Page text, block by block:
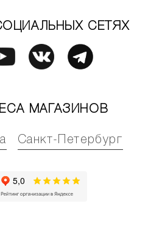
СЕТЯХ
МАГАЗИНОВ
Санкт-Петербург